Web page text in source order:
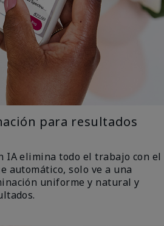
para resultados
IA elimina todo el trabajo con el
automático, solo ve a una
uniforme y natural y